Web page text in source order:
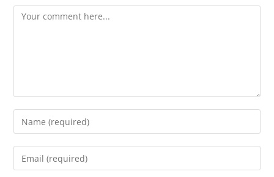
Comment
Enter
your
name
Enter
your